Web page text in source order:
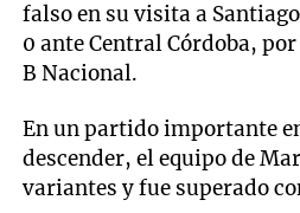
falso en su visita a
0 ante Central Córdoba,
B Nacional.
En un partido importante
descender, el equipo de
variantes y fue superado